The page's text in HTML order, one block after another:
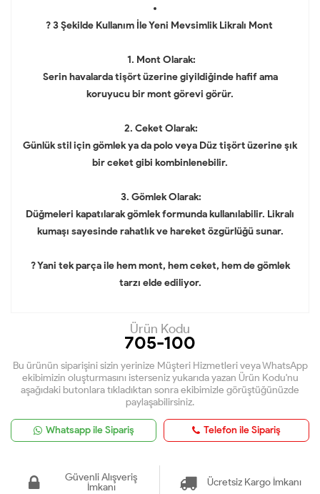
? 3 Şekilde Kullanım İle Yeni Mevsimlik Likralı Mont
1. Mont Olarak:
Serin havalarda tişört üzerine giyildiğinde hafif ama
koruyucu bir mont görevi görür.
2. Ceket Olarak:
Günlük stil için gömlek ya da polo veya Düz tişört üzerine şık
bir ceket gibi kombinlenebilir.
3. Gömlek Olarak:
Düğmeleri kapatılarak gömlek formunda kullanılabilir. Likralı
kumaşı sayesinde rahatlık ve hareket özgürlüğü sunar.
? Yani tek parça ile hem mont, hem ceket, hem de gömlek
tarzı elde ediliyor.
Ürün Kodu
705-100
Bu ürünün siparişini sizin yerinize Müşteri Hizmetleri veya WhatsApp
ekibimizin oluşturmasını isterseniz yukarıda yazan Ürün Kodu'nu
aşağıdaki butonlara tıkladıktan sonra ekibimizle görüştüğünüzde
paylaşabilirsiniz.
Whatsapp ile Sipariş Telefon ile Sipariş
Güvenli Alışveriş
İmkanı
Ücretsiz Kargo İmkanı